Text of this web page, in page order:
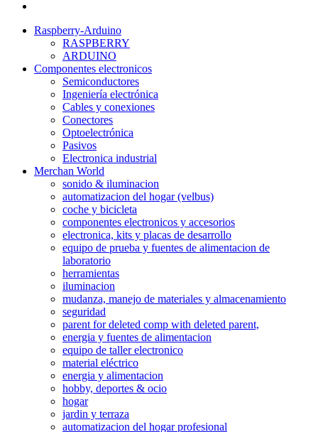
Raspberry-Arduino
RASPBERRY
ARDUINO
Componentes electronicos
Semiconductores
Ingeniería electrónica
Cables y conexiones
Conectores
Optoelectrónica
Pasivos
Electronica industrial
Merchan World
sonido & iluminacion
automatizacion del hogar (velbus)
coche y bicicleta
componentes electronicos y accesorios
electronica, kits y placas de desarrollo
equipo de prueba y fuentes de alimentacion de
laboratorio
herramientas
iluminacion
mudanza, manejo de materiales y almacenamiento
seguridad
parent for deleted comp with deleted parent,
energia y fuentes de alimentacion
equipo de taller electronico
material eléctrico
energia y alimentacion
hobby, deportes & ocio
hogar
jardin y terraza
automatizacion del hogar profesional